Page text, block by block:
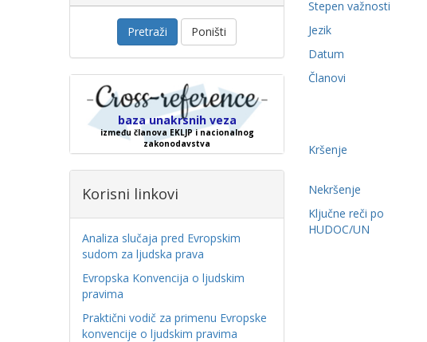
Pretraži Poništi
baza unakrsnih veza
između članova EKLJP i nacionalnog
zakonodavstva
Korisni linkovi
Analiza slučaja pred Evropskim
sudom za ljudska prava
Evropska Konvencija o ljudskim
pravima
Praktični vodič za primenu Evropske
konvencije o ljudskim pravima
Stepen važnosti
Jezik
Datum
Članovi
Kršenje
Nekršenje
Ključne reči po
HUDOC/UN